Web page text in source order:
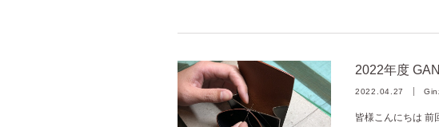
2022年度
2022.04.27
皆様こんにちは 前